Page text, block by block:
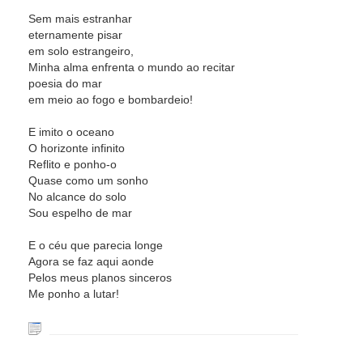
Sem mais estranhar
eternamente pisar
em solo estrangeiro,
Minha alma enfrenta o mundo ao recitar
poesia do mar
em meio ao fogo e bombardeio!
E imito o oceano
O horizonte infinito
Reflito e ponho-o
Quase como um sonho
No alcance do solo
Sou espelho de mar
E o céu que parecia longe
Agora se faz aqui aonde
Pelos meus planos sinceros
Me ponho a lutar!